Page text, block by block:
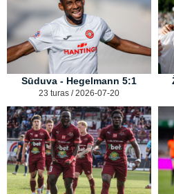
Sūduva - Hegelmann 5:1
23 turas / 2026-07-20